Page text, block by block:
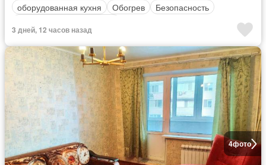
оборудованная кухня
Обогрев
Безопасность
3 дней, 12 часов назад
4фото